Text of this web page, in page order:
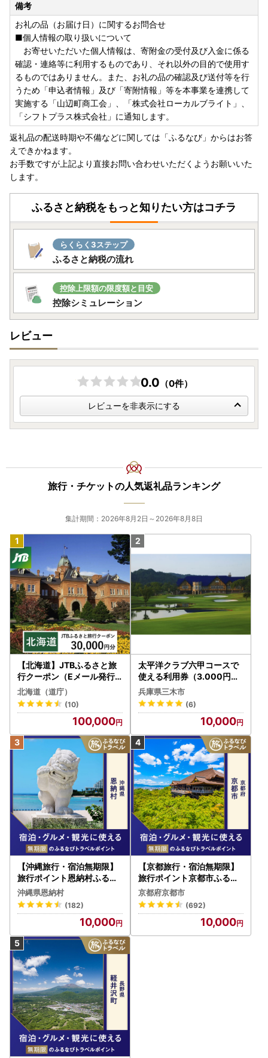
備考
お礼の品（お届け日）に関するお問合せ
■個人情報の取り扱いについて
お寄せいただいた個人情報は、寄附金の受付及び入金に係る
確認・連絡等に利用するものであり、それ以外の目的で使用す
るものではありません。また、お礼の品の確認及び送付等を行
うため「申込者情報」及び「寄附情報」等を本事業を連携して
実施する「山辺町商工会」、「株式会社ローカルブライト」、
「シフトプラス株式会社」に通知します。
返礼品の配送時期や不備などに関しては「ふるなび」からはお答
えできかねます。
お手数ですが上記より直接お問い合わせいただくようお願いいた
します。
ふるさと納税をもっと知りたい方はコチラ
らくらく3ステップ
ふるさと納税の流れ
控除上限額の限度額と目安
控除シミュレーション
レビュー
0.0 （0件）
レビューを非表示にする
旅行・チケットの人気返礼品ランキング
集計期間：2026年8月2日～2026年8月8日
【北海道】JTBふるさと旅
行クーポン（Eメール発行
）30,000円分 旅行 トラベ
ル 宿泊 人気 おすすめ JTB
W030T
北海道（道庁）
(10)
100,000
太平洋クラブ六甲コースで
使える利用券（3.000円分
）
兵庫県三木市
(6)
10,000
【沖縄旅行・宿泊無期限】
旅行ポイント恩納村ふるな
びトラベルポイント
沖縄県恩納村
(182)
10,000
【京都旅行・宿泊無期限】
旅行ポイント京都市ふるな
びトラベルポイント
京都府京都市
(692)
10,000